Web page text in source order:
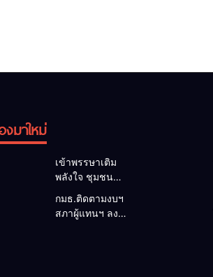
งมาใหม่
เข้าพรรษาเติม
พลังใจ ชุมชน
ปฏิบัติธรรม
สืบสานพระพุทธ
กมธ.ติดตามงบฯ
สภาผู้แทนฯ ลง